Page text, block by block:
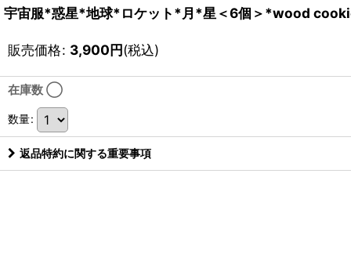
宇宙服*惑星*地球*ロケット*月*星＜6個＞*wood
販売価格: 3,900円(税込)
在庫数 ◯
数量:
返品特約に関する重要事項